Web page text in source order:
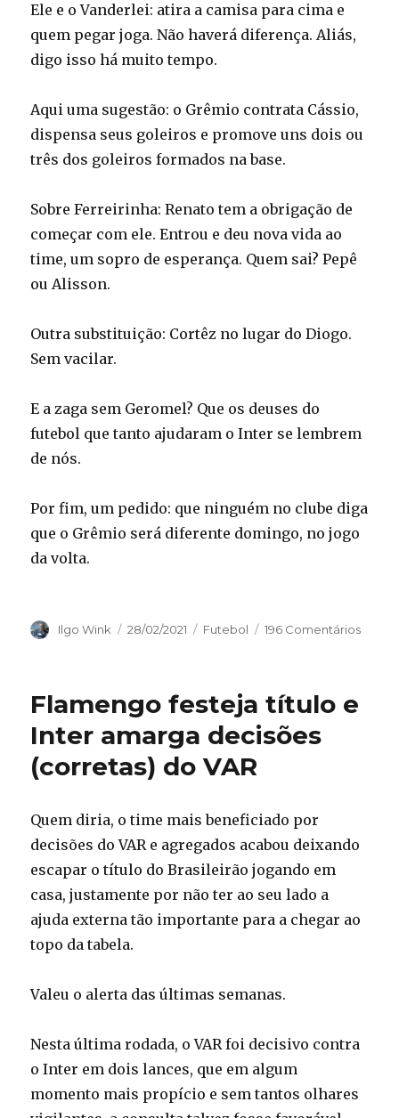
Ele e o Vanderlei: atira a camisa para cima e
quem pegar joga. Não haverá diferença. Aliás,
digo isso há muito tempo.
Aqui uma sugestão: o Grêmio contrata Cássio,
dispensa seus goleiros e promove uns dois ou
três dos goleiros formados na base.
Sobre Ferreirinha: Renato tem a obrigação de
começar com ele. Entrou e deu nova vida ao
time, um sopro de esperança. Quem sai? Pepê
ou Alisson.
Outra substituição: Cortêz no lugar do Diogo.
Sem vacilar.
E a zaga sem Geromel? Que os deuses do
futebol que tanto ajudaram o Inter se lembrem
de nós.
Por fim, um pedido: que ninguém no clube diga
que o Grêmio será diferente domingo, no jogo
da volta.
Autor
Ilgo Wink
Publicado
28/02/2021 Categorias
Futebol 196 Comentários
Flamengo festeja título e
Inter amarga decisões
(corretas) do VAR
Quem diria, o time mais beneficiado por
decisões do VAR e agregados acabou deixando
escapar o título do Brasileirão jogando em
casa, justamente por não ter ao seu lado a
ajuda externa tão importante para a chegar ao
topo da tabela.
Valeu o alerta das últimas semanas.
Nesta última rodada, o VAR foi decisivo contra
o Inter em dois lances, que em algum
momento mais propício e sem tantos olhares